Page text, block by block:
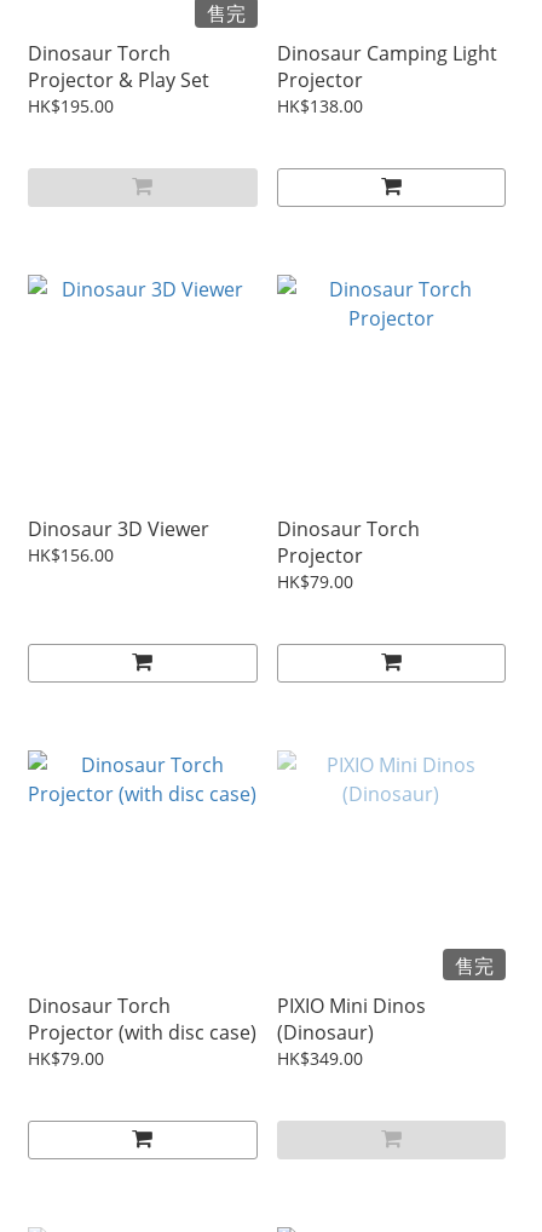
售完
Dinosaur Torch
Projector & Play Set
HK$195.00
Dinosaur Camping Light
Projector
HK$138.00
Dinosaur 3D Viewer
HK$156.00
Dinosaur Torch
Projector
HK$79.00
Dinosaur Torch
Projector (with disc case)
HK$79.00
售完
PIXIO Mini Dinos
(Dinosaur)
HK$349.00